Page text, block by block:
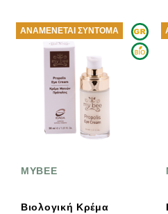
MYBEE
Βιολογική Κρέμα
ΑΝΑΜΈΝΕΤΑΙ ΣΎΝΤΟΜΑ